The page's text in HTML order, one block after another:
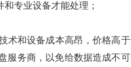
专业设备才能处理；
术和设备成本高昂，价格高
服务商，以免给数据造成不